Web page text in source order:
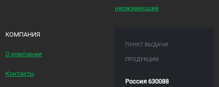
нержавеющие
КОМПАНИЯ
О компании
Контакты
ПУНКТ ВЫДАЧИ
ПРОДУКЦИИ
Россия 630088